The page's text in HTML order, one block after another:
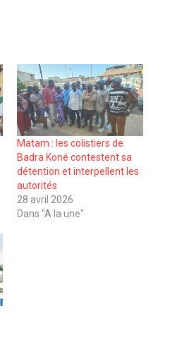
Matam : les colistiers de
Badra Koné contestent sa
détention et interpellent les
autorités
28 avril 2026
Dans "A la une"